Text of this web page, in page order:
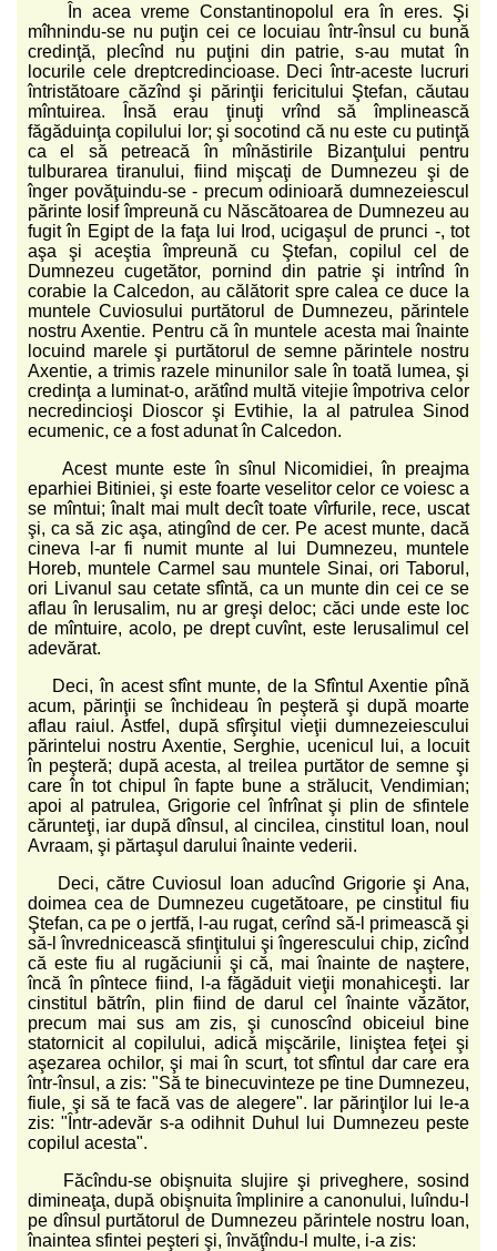
În acea vreme Constantinopolul era în eres. Şi
mîhnindu-se nu puţin cei ce locuiau într-însul cu bună
credinţă, plecînd nu puţini din patrie, s-au mutat în
locurile cele dreptcredincioase. Deci într-aceste lucruri
întristătoare căzînd şi părinţii fericitului Ştefan, căutau
mîntuirea. Însă erau ţinuţi vrînd să împlinească
făgăduinţa copilului lor; şi socotind că nu este cu putinţă
ca el să petreacă în mînăstirile Bizanţului pentru
tulburarea tiranului, fiind mişcaţi de Dumnezeu şi de
înger povăţuindu-se - precum odinioară dumnezeiescul
părinte Iosif împreună cu Născătoarea de Dumnezeu au
fugit în Egipt de la faţa lui Irod, ucigaşul de prunci -, tot
aşa şi aceştia împreună cu Ştefan, copilul cel de
Dumnezeu cugetător, pornind din patrie şi intrînd în
corabie la Calcedon, au călătorit spre calea ce duce la
muntele Cuviosului purtătorul de Dumnezeu, părintele
nostru Axentie. Pentru că în muntele acesta mai înainte
locuind marele şi purtătorul de semne părintele nostru
Axentie, a trimis razele minunilor sale în toată lumea, şi
credinţa a luminat-o, arătînd multă vitejie împotriva celor
necredincioşi Dioscor şi Evtihie, la al patrulea Sinod
ecumenic, ce a fost adunat în Calcedon.
Acest munte este în sînul Nicomidiei, în preajma
eparhiei Bitiniei, şi este foarte veselitor celor ce voiesc a
se mîntui; înalt mai mult decît toate vîrfurile, rece, uscat
şi, ca să zic aşa, atingînd de cer. Pe acest munte, dacă
cineva l-ar fi numit munte al lui Dumnezeu, muntele
Horeb, muntele Carmel sau muntele Sinai, ori Taborul,
ori Livanul sau cetate sfîntă, ca un munte din cei ce se
aflau în Ierusalim, nu ar greşi deloc; căci unde este loc
de mîntuire, acolo, pe drept cuvînt, este Ierusalimul cel
adevărat.
Deci, în acest sfînt munte, de la Sfîntul Axentie pînă
acum, părinţii se închideau în peşteră şi după moarte
aflau raiul. Astfel, după sfîrşitul vieţii dumnezeiescului
părintelui nostru Axentie, Serghie, ucenicul lui, a locuit
în peşteră; după acesta, al treilea purtător de semne şi
care în tot chipul în fapte bune a strălucit, Vendimian;
apoi al patrulea, Grigorie cel înfrînat şi plin de sfintele
cărunteţi, iar după dînsul, al cincilea, cinstitul Ioan, noul
Avraam, şi părtaşul darului înainte vederii.
Deci, către Cuviosul Ioan aducînd Grigorie şi Ana,
doimea cea de Dumnezeu cugetătoare, pe cinstitul fiu
Ştefan, ca pe o jertfă, l-au rugat, cerînd să-l primească şi
să-l învrednicească sfinţitului şi îngerescului chip, zicînd
că este fiu al rugăciunii şi că, mai înainte de naştere,
încă în pîntece fiind, l-a făgăduit vieţii monahiceşti. Iar
cinstitul bătrîn, plin fiind de darul cel înainte văzător,
precum mai sus am zis, şi cunoscînd obiceiul bine
statornicit al copilului, adică mişcările, liniştea feţei şi
aşezarea ochilor, şi mai în scurt, tot sfîntul dar care era
într-însul, a zis: "Să te binecuvinteze pe tine Dumnezeu,
fiule, şi să te facă vas de alegere". Iar părinţilor lui le-a
zis: "Într-adevăr s-a odihnit Duhul lui Dumnezeu peste
copilul acesta".
Făcîndu-se obişnuita slujire şi priveghere, sosind
dimineaţa, după obişnuita împlinire a canonului, luîndu-l
pe dînsul purtătorul de Dumnezeu părintele nostru Ioan,
înaintea sfintei peşteri şi, învăţîndu-l multe, i-a zis: